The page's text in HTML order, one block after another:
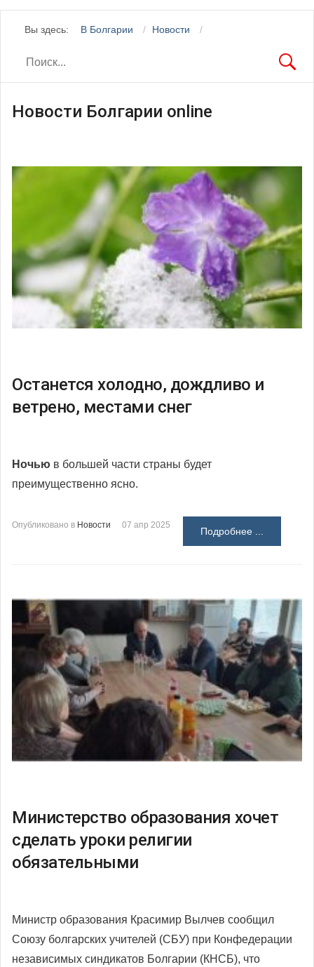
Вы здесь: В Болгарии Новости
Новости Болгарии online
Останется холодно, дождливо и
ветрено, местами снег
Ночью в большей части страны будет
преимущественно ясно.
Опубликовано в Новости 07 апр 2025
Подробнее ...
Министерство образования хочет
сделать уроки религии
обязательными
Министр образования Красимир Вылчев сообщил
Союзу болгарских учителей (СБУ) при Конфедерации
независимых синдикатов Болгарии (КНСБ), что